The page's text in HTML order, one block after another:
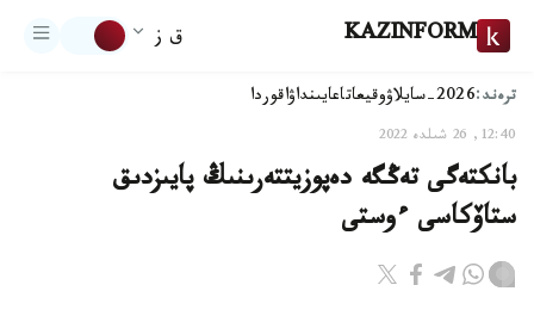
KAZINFORM ق ز
ترەند:2026-سايلاۋ وقيعاتاعايىنداۋاقوردا
12:40, 26 شىلدە 2022
بانكتەگى تەڭگە دەپوزيتتەرىنىڭ پايىزدىق
ستاۆكاسى ءوستى